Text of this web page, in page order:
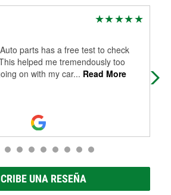
parts has a free test to check
helped me tremendously too
on with my car... Read More
UNA RESEÑA